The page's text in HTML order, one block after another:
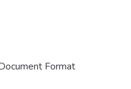
Format